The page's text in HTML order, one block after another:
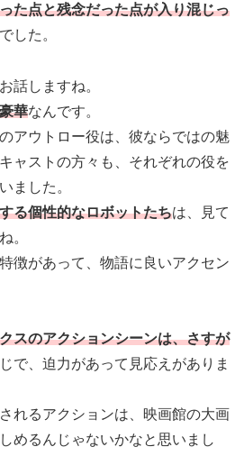
た点と残念だった点が入り混じっ
した。
話しますね。
華なんです。
アウトロー役は、彼ならではの魅
ャストの方々も、それぞれの役を
ました。
る個性的なロボットたちは、見て
。
徴があって、物語に良いアクセン
スのアクションシーンは、さすが
で、迫力があって見応えがありま
れるアクションは、映画館の大画
めるんじゃないかなと思いまし